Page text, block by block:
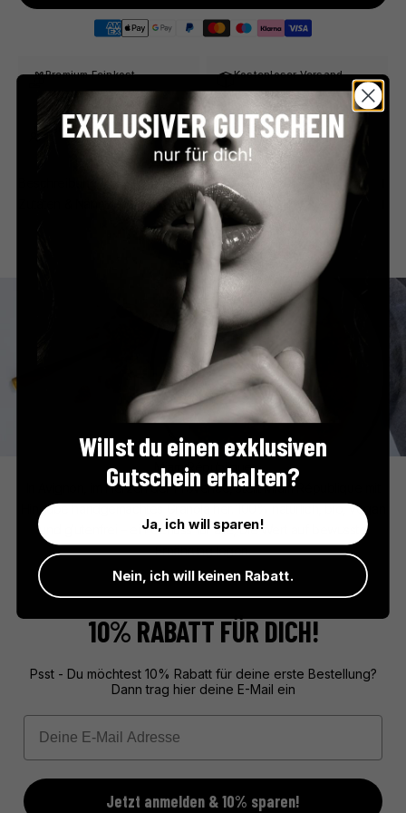
Premium Feinkost Kostenloser Versand
Persönlicher Service
Schnell & unkompliziert
Sicher bezahlen
PayPal, Klarna & mehr
Miam République
In Avignon, im Herzen der Provence, stellt Miam République mit
Hingabe handgemachtes Granola her. 100% natürlich, bio, vegan
und glutenfrei – ein Genuss für alle, die Wert auf bewusste
Ernährung legen.
10% RABATT FÜR DICH!
Psst - Du möchtest 10% Rabatt für deine erste Bestellung?
Dann trag hier deine E-Mail ein
Email
Jetzt anmelden & 10% sparen!
Willst du einen exklusiven
Gutschein erhalten?
Ja, ich will sparen!
Nein, ich will keinen Rabatt.